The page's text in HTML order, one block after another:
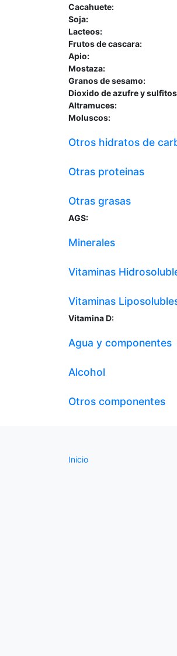
Cacahuete:
Soja:
Lacteos:
Frutos de cascara:
Apio:
Mostaza:
Granos de sesamo:
Dioxido de azufre y
Altramuces:
Moluscos:
Otros hidratos de
Otras proteinas
Otras grasas
AGS:
Minerales
Vitaminas
Vitaminas
Vitamina D:
Agua y componentes
Alcohol
Otros componentes
Inicio